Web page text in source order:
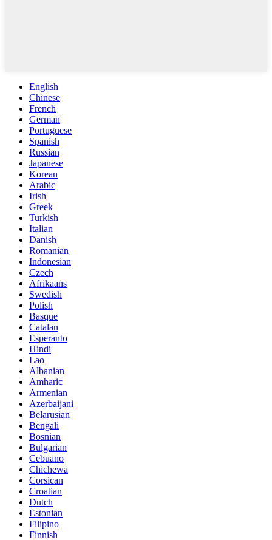
English
Chinese
French
German
Portuguese
Spanish
Russian
Japanese
Korean
Arabic
Irish
Greek
Turkish
Italian
Danish
Romanian
Indonesian
Czech
Afrikaans
Swedish
Polish
Basque
Catalan
Esperanto
Hindi
Lao
Albanian
Amharic
Armenian
Azerbaijani
Belarusian
Bengali
Bosnian
Bulgarian
Cebuano
Chichewa
Corsican
Croatian
Dutch
Estonian
Filipino
Finnish